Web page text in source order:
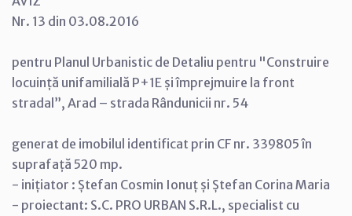
Nr. 13 din 03.08.2016
pentru Planul Urbanistic de Detaliu pentru "Construire
locuință unifamilială P+1E și împrejmuire la front
stradal”, Arad – strada Rândunicii nr. 54
generat de imobilul identificat prin CF nr. 339805 în
suprafață 520 mp.
- inițiator : Ștefan Cosmin Ionuț și Ștefan Corina Maria
- proiectant: S.C. PRO URBAN S.R.L., specialist cu